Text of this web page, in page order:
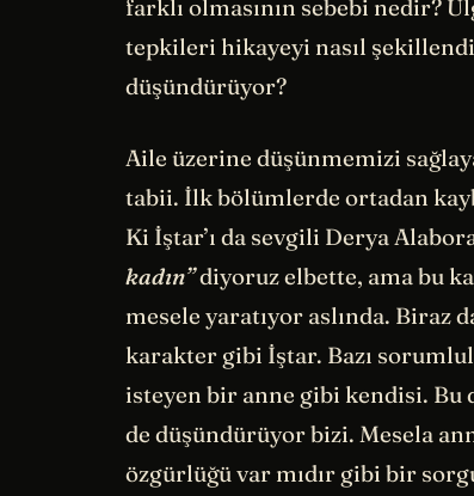
farklı olmasının sebebi nedir?
tepkileri hikayeyi nasıl
düşündürüyor?
Aile üzerine düşünmemizi
tabii. İlk bölümlerde ortadan
Ki İştar’ı da sevgili Derya
kadın”diyoruz elbette, ama bu
mesele yaratıyor aslında. Biraz
karakter gibi İştar. Bazı
isteyen bir anne gibi kendisi. Bu
de düşündürüyor bizi. Mesela
özgürlüğü var mıdır gibi bir